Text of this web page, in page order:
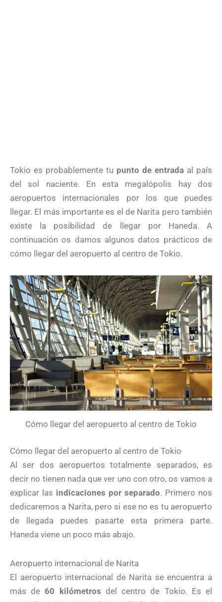
Tokio es probablemente tu punto de entrada al país
del sol naciente. En esta megalópolis hay dos
aeropuertos internacionales por los que puedes
llegar. El más importante es el de Narita pero también
existe la posibilidad de llegar por Haneda. A
continuación os damos algunos datos prácticos de
cómo llegar del aeropuerto al centro de Tokio.
Cómo llegar del aeropuerto al centro de Tokio
Cómo llegar del aeropuerto al centro de Tokio
Al ser dos aeropuertos totalmente separados, es
decir no tienen nada que ver uno con otro, os vamos a
explicar las indicaciones por separado. Primero nos
dedicaremos a Narita, pero si ese no es tu aeropuerto
de llegada puedes pasarte esta primera parte.
Haneda viene un poco más abajo.
Aeropuerto internacional de Narita
El aeropuerto internacional de Narita se encuentra a
más de 60 kilómetros del centro de Tokio. Es el